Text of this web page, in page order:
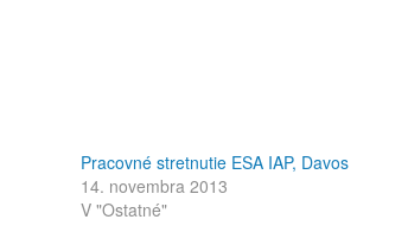
Pracovné stretnutie ESA IAP, Davos
14. novembra 2013
V "Ostatné"